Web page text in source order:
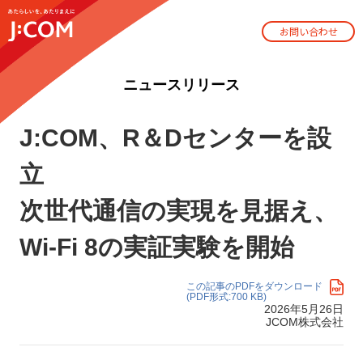
お問い合わせ
ニュースリリース
J:COM、R＆Dセンターを設
立
次世代通信の実現を見据え、
Wi-Fi 8の実証実験を開始
この記事のPDFをダウンロード
(PDF形式:700 KB)
2026年5月26日
JCOM株式会社